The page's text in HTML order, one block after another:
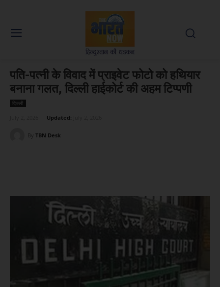
पति-पत्नी के विवाद में प्राइवेट फोटो को हथियार
बनाना गलत, दिल्ली हाईकोर्ट की अहम टिप्पणी
दिल्ली
Updated:
By TBN Desk